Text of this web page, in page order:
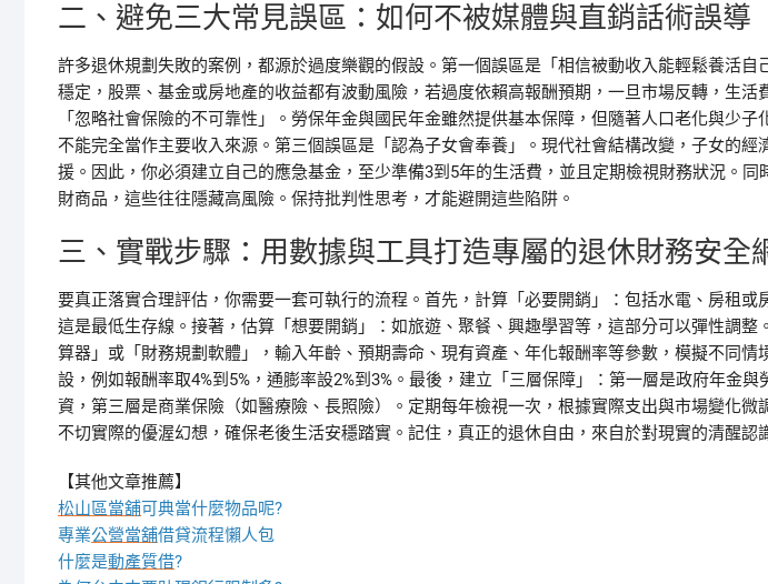
二、避免三大常見誤區：如何不被媒體與直銷話術誤導
許多退休規劃失敗的案例，都源於過度樂觀的假設。第一個誤區是「相信被動收入能輕鬆養活自
穩定，股票、基金或房地產的收益都有波動風險，若過度依賴高報酬預期，一旦市場反轉，生活
「忽略社會保險的不可靠性」。勞保年金與國民年金雖然提供基本保障，但隨著人口老化與少子
不能完全當作主要收入來源。第三個誤區是「認為子女會奉養」。現代社會結構改變，子女的經
援。因此，你必須建立自己的應急基金，至少準備3到5年的生活費，並且定期檢視財務狀況。同
財商品，這些往往隱藏高風險。保持批判性思考，才能避開這些陷阱。
三、實戰步驟：用數據與工具打造專屬的退休財務安全
要真正落實合理評估，你需要一套可執行的流程。首先，計算「必要開銷」：包括水電、房租或
這是最低生存線。接著，估算「想要開銷」：如旅遊、聚餐、興趣學習等，這部分可以彈性調整
算器」或「財務規劃軟體」，輸入年齡、預期壽命、現有資產、年化報酬率等參數，模擬不同情
設，例如報酬率取4%到5%，通膨率設2%到3%。最後，建立「三層保障」：第一層是政府年金
資，第三層是商業保險（如醫療險、長照險）。定期每年檢視一次，根據實際支出與市場變化微
不切實際的優渥幻想，確保老後生活安穩踏實。記住，真正的退休自由，來自於對現實的清醒認
【其他文章推薦】
松山區當舖可典當什麼物品呢?
專業公營當舖借貸流程懶人包
什麼是動產質借?